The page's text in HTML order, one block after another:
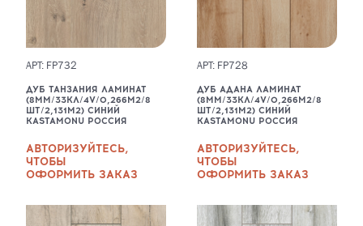
НАЖМИТЕ ЗДЕСЬ
Забыли пароль?
Если у вас нет аккаунта, пожалуйста
зарегистрируйтесь
АРТ: FP732
ДУБ ТАНЗАНИЯ ЛАМИНАТ
(8ММ/33КЛ/4V/0,266М2/8
ШТ/2,131М2) СИНИЙ
KASTAMONU РОССИЯ
АВТОРИЗУЙТЕСЬ,
ЧТОБЫ
ОФОРМИТЬ ЗАКАЗ
АРТ: FP728
ДУБ АДАНА ЛАМИНАТ
(8ММ/33КЛ/4V/0,266М2/8
ШТ/2,131М2) СИНИЙ
KASTAMONU РОССИЯ
АВТОРИЗУЙТЕСЬ,
ЧТОБЫ
ОФОРМИТЬ ЗАКАЗ